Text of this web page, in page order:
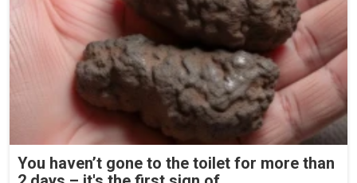
You haven’t gone to the toilet for more than